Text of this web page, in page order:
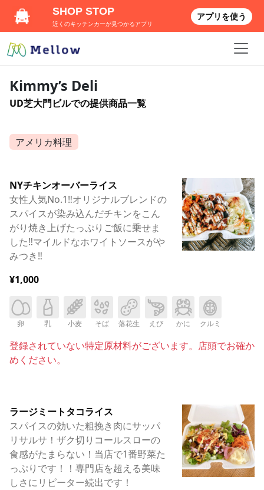
Kimmy’s Deli
UD芝大門ビルでの提供商品一覧
アメリカ料理
NYチキンオーバーライス
女性人気No.1‼︎オリジナルブレンドの
スパイスが染み込んだチキンをこん
がり焼き上げたっぷりご飯に乗せま
した‼︎マイルドなホワイトソースがや
みつき‼︎
¥1,000
卵 乳 小麦 そば 落花生 えび かに クルミ
登録されていない特定原材料がございます。店頭でお確か
めください。
ラージミートタコライス
スパイスの効いた粗挽き肉にサッパ
リサルサ！ザク切りコールスローの
食感がたまらない！当店で1番野菜た
っぷりです！！専門店を超える美味
しさにリピーター続出です！
SHOP STOP
近くのキッチンカーが見つかるアプリ
アプリを使う